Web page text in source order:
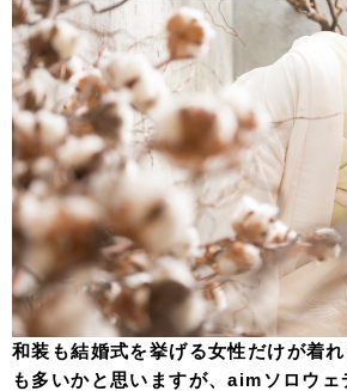
和装も結婚式を挙げる女性だけが着
も多いかと思いますが、aimソロウェ